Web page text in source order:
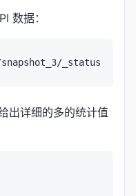
数据：
出详细的多的统计值